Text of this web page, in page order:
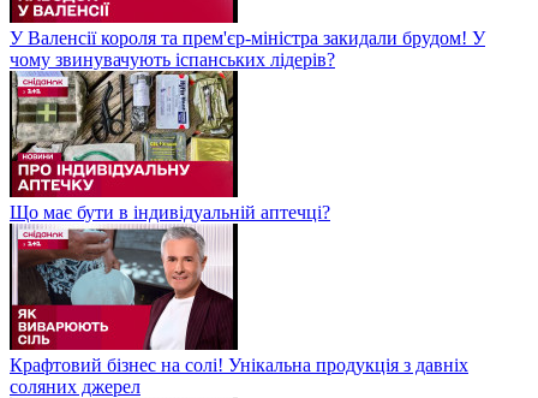
У Валенсії короля та прем'єр-міністра закидали брудом! У
чому звинувачують іспанських лідерів?
Що має бути в індивідуальній аптечці?
Крафтовий бізнес на солі! Унікальна продукція з давніх
соляних джерел